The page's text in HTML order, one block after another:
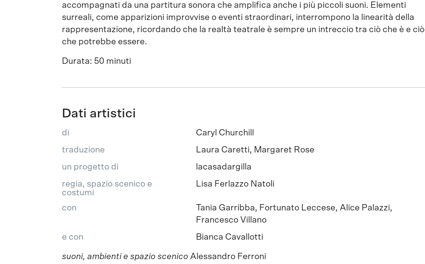
accompagnati da una partitura sonora che amplifica anche i più piccoli suoni. Elementi
surreali, come apparizioni improvvise o eventi straordinari, interrompono la linearità della
rappresentazione, ricordando che la realtà teatrale è sempre un intreccio tra ciò che è e ciò
che potrebbe essere.
Durata: 50 minuti
Dati artistici
di
Caryl Churchill
traduzione
Laura Caretti, Margaret Rose
un progetto di
lacasadargilla
regia, spazio scenico e
costumi
Lisa Ferlazzo Natoli
con
Tania Garribba, Fortunato Leccese, Alice Palazzi,
Francesco Villano
e con
Bianca Cavallotti
suoni, ambienti e spazio scenico Alessandro Ferroni